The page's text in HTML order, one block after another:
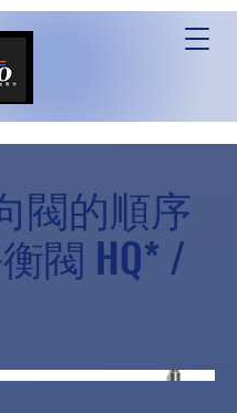
閥的順序
閥 HQ* /